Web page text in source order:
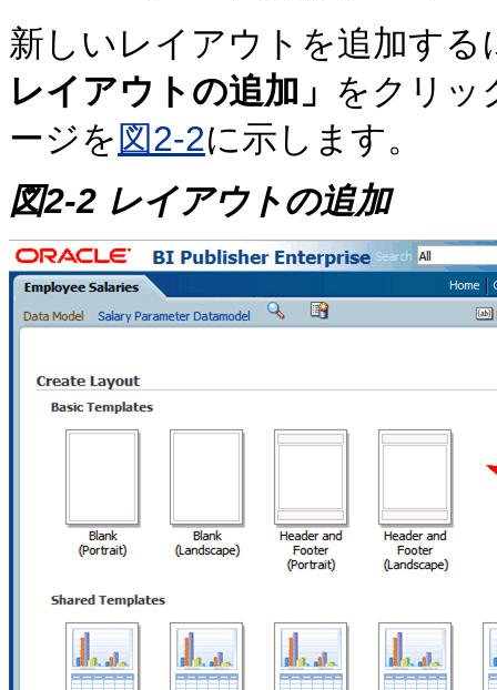
新しいレイアウトを追加す
レイアウトの追加」 をクリッ
ージを 図2-2に示します。
図2-2 レイアウトの追加